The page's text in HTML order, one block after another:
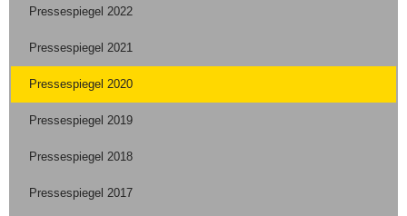
Pressespiegel 2022
Pressespiegel 2021
Pressespiegel 2020
Pressespiegel 2019
Pressespiegel 2018
Pressespiegel 2017